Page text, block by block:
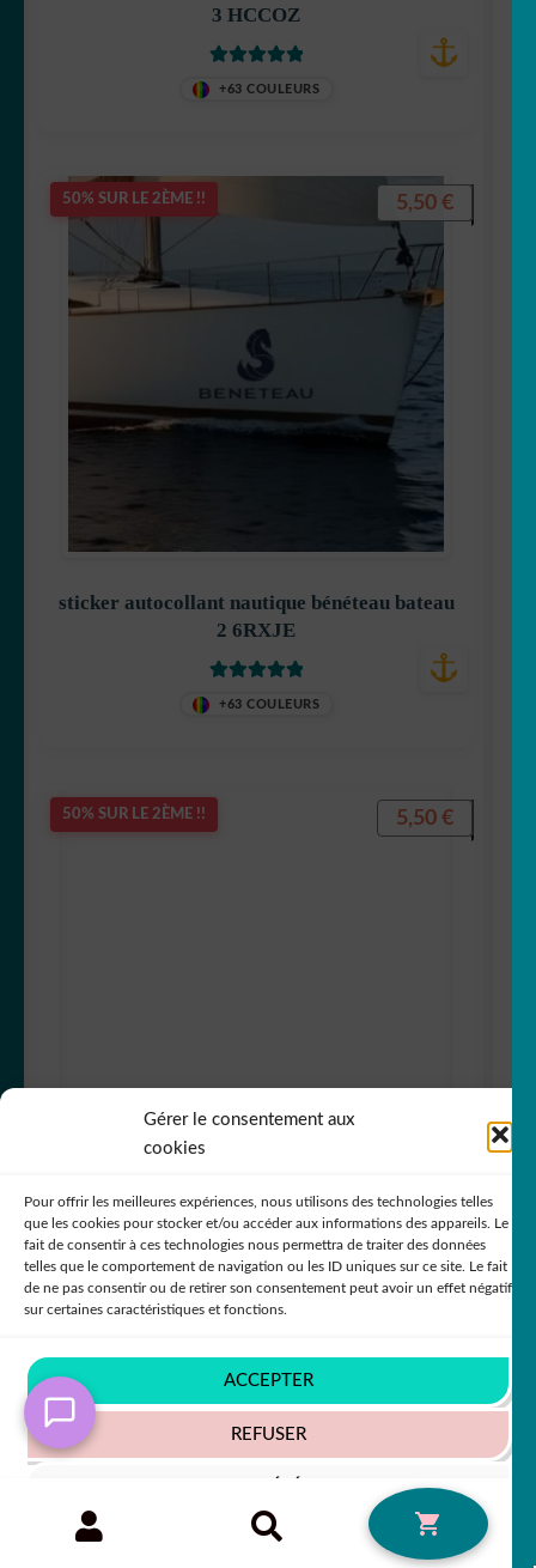
Gérer le consentement aux
cookies
Pour offrir les meilleures expériences, nous utilisons des technologies telles
que les cookies pour stocker et/ou accéder aux informations des appareils. Le
fait de consentir à ces technologies nous permettra de traiter des données
telles que le comportement de navigation ou les ID uniques sur ce site. Le fait
de ne pas consentir ou de retirer son consentement peut avoir un effet négatif
sur certaines caractéristiques et fonctions.
ACCEPTER
REFUSER
Politique de confidentialité
website is restructuring its languages - Afin de vous
donner un meilleur service, notre site restructure ses
langues
Ignorer
3 HCCOZ
+63 COULEURS
50% SUR LE 2ÈME !!
sticker autocollant nautique bénéteau bateau
2 6RXJE
+63 COULEURS
5,50 €
50% SUR LE 2ÈME !!
sticker autocollant nautique bénéteau bateau
1 3LSKI
+79 COULEURS
5,50 €
50% SUR LE 2ÈME !!
Recherche
RECHERCHE